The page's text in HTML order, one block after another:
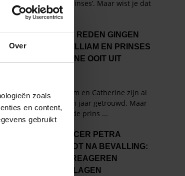
Over
zoals
en content,
gebruikt